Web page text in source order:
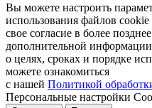
Вы можете настроить
использования файлов
свое согласие в более
дополнительной информации
о целях, сроках и порядке
можете ознакомиться
с нашей Политикой
Персональные настройки